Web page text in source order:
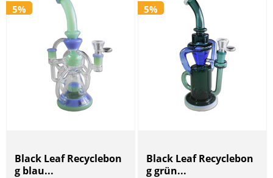
5%
Black Leaf Recyclebon
g blau...
5%
Black Leaf Recyclebon
g grün...